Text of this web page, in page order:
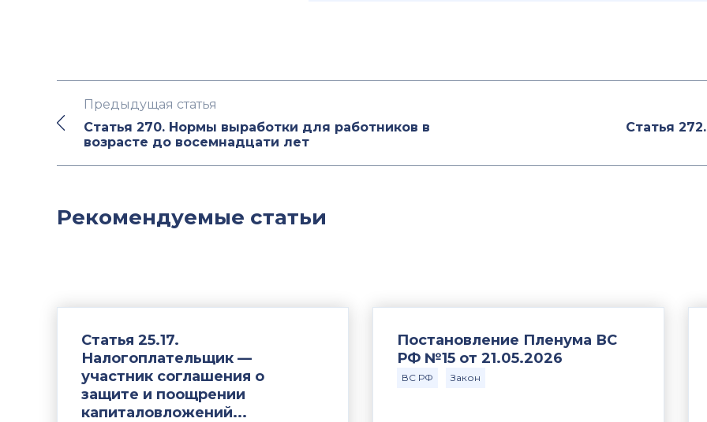
Предыдущая статья
Статья 270. Нормы выработки для работников в
возрасте до восемнадцати лет
Статья
Рекомендуемые статьи
Статья 25.17.
Налогоплательщик —
участник соглашения о
защите и поощрении
капиталовложений...
Постановление Пленума ВС
РФ №15 от 21.05.2026
ВС РФ Закон